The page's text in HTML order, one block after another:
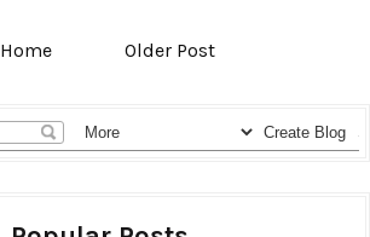
Home Older Post